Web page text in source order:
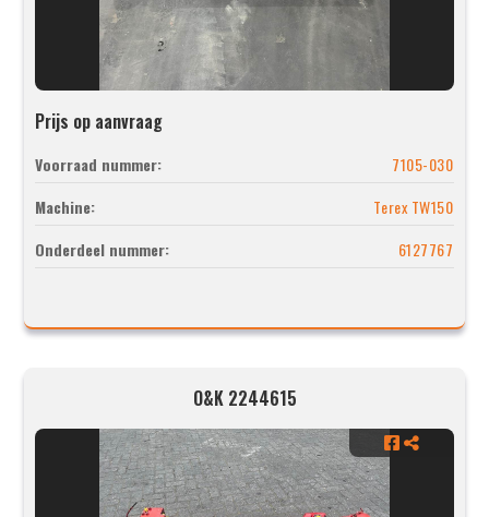
Prijs op aanvraag
Voorraad nummer:
7105-030
Machine:
Terex TW150
Onderdeel nummer:
6127767
O&K 2244615